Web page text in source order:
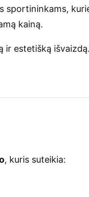
sportininkams,
kainą.
ir estetišką išvaizdą.
, kuris suteikia: